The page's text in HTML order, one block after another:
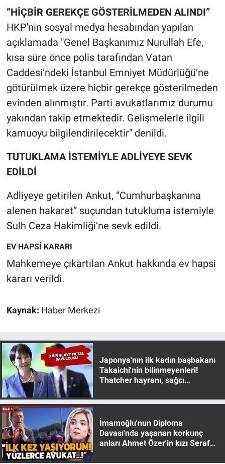
“HİÇBİR GEREKÇE GÖSTERİLMEDEN ALINDI”
HKP'nin sosyal medya hesabından yapılan
açıklamada "Genel Başkanımız Nurullah Efe,
kısa süre önce polis tarafından Vatan
Caddesi’ndeki İstanbul Emniyet Müdürlüğü’ne
götürülmek üzere hiçbir gerekçe gösterilmeden
evinden alınmıştır. Parti avukatlarımız durumu
yakından takip etmektedir. Gelişmelerle ilgili
kamuoyu bilgilendirilecektir" denildi.
TUTUKLAMA İSTEMİYLE ADLİYEYE SEVK
EDİLDİ
Adliyeye getirilen Ankut, “Cumhurbaşkanına
alenen hakaret” suçundan tutukluma istemiyle
Sulh Ceza Hakimliği’ne sevk edildi.
EV HAPSİ KARARI
Mahkemeye çıkartılan Ankut hakkında ev hapsi
kararı verildi.
Kaynak: Haber Merkezi
Japonya'nın ilk kadın başbakanı
Takaichi'nin bilinmeyenleri!
Thatcher hayranı, sağcı
İmamoğlu'nun Diploma
Davası'nda yaşanan korkunç
anları Ahmet Özer'in kızı Seraf
Nedir
Popüler
Programlar
Sağlık
Spor
Türkiye'nin Geleceği
Türkiye'nin Gündemi
Yerel Gündem
Yerel Yaşam
Canlı Yayın